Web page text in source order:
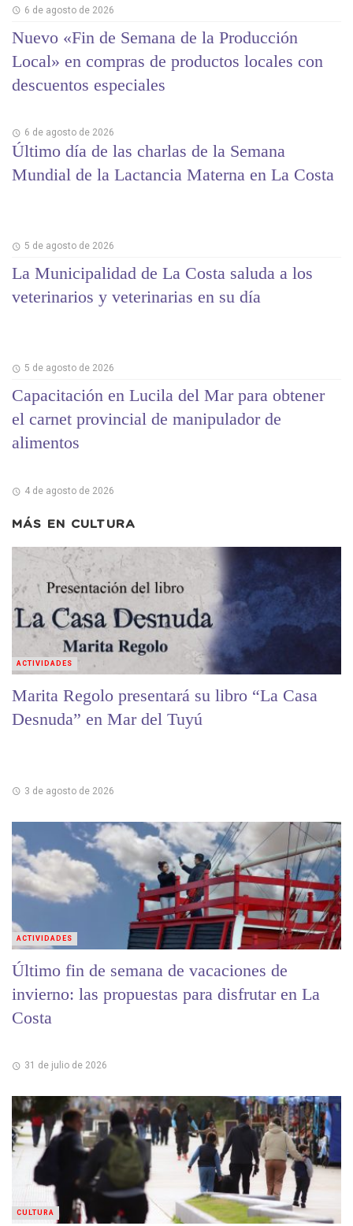
6 de agosto de 2026
Nuevo «Fin de Semana de la Producción
Local» en compras de productos locales con
descuentos especiales
6 de agosto de 2026
Último día de las charlas de la Semana
Mundial de la Lactancia Materna en La Costa
5 de agosto de 2026
La Municipalidad de La Costa saluda a los
veterinarios y veterinarias en su día
5 de agosto de 2026
Capacitación en Lucila del Mar para obtener
el carnet provincial de manipulador de
alimentos
4 de agosto de 2026
MÁS EN CULTURA
Marita Regolo presentará su libro “La Casa
Desnuda” en Mar del Tuyú
3 de agosto de 2026
ACTIVIDADES
Último fin de semana de vacaciones de
invierno: las propuestas para disfrutar en La
Costa
31 de julio de 2026
ACTIVIDADES
CULTURA